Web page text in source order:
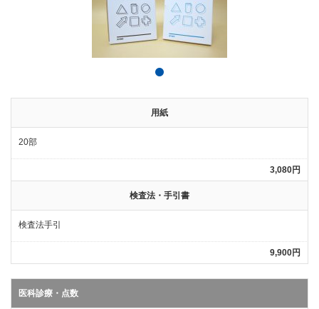
用紙
20部
3,080円
検査法・手引書
検査法手引
9,900円
医科診療・点数